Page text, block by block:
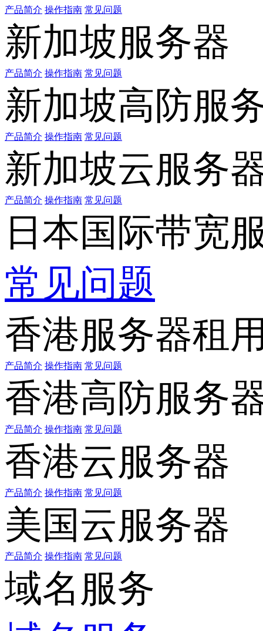
产品简介 操作指南 常见问题
新加坡服务器
产品简介 操作指南 常见问题
新加坡高防服
产品简介 操作指南 常见问题
新加坡云服务
产品简介 操作指南 常见问题
日本国际带宽
常见问题
香港服务器租
产品简介 操作指南 常见问题
香港高防服务
产品简介 操作指南 常见问题
香港云服务器
产品简介 操作指南 常见问题
美国云服务器
产品简介 操作指南 常见问题
域名服务